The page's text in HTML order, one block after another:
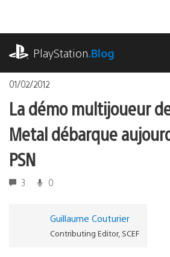
contenu
PlayStation.Blog
01/02/2012
La démo multijoueur
Metal débarque
PSN
3 0
Guillaume Couturier
Contributing Editor, SCEF